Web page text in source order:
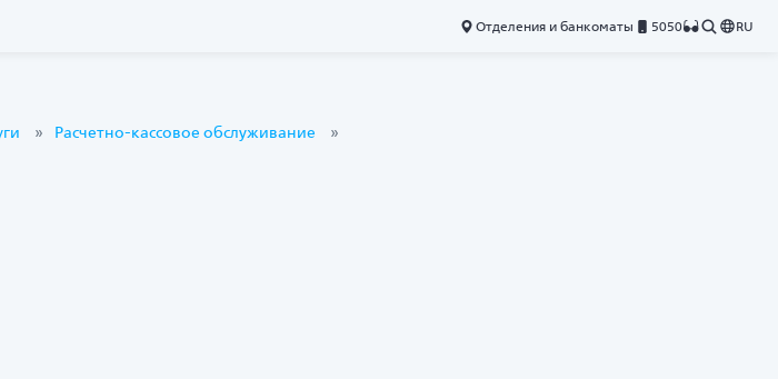
Отделения и банкоматы 5050 RU
Расчетно-кассовое обслуживание